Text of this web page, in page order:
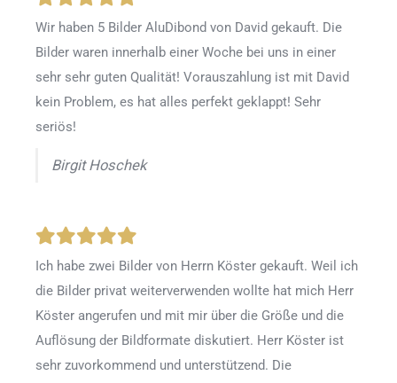
Wir haben 5 Bilder AluDibond von David gekauft. Die
Bilder waren innerhalb einer Woche bei uns in einer
sehr sehr guten Qualität! Vorauszahlung ist mit David
kein Problem, es hat alles perfekt geklappt! Sehr
seriös!
Birgit Hoschek
Ich habe zwei Bilder von Herrn Köster gekauft. Weil ich
die Bilder privat weiterverwenden wollte hat mich Herr
Köster angerufen und mit mir über die Größe und die
Auflösung der Bildformate diskutiert. Herr Köster ist
sehr zuvorkommend und unterstützend. Die